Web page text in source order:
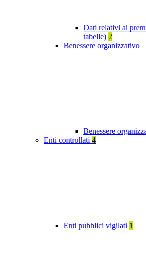
Dati relativi ai
tabelle) 2
Benessere organizzativo
Benessere
Enti controllati 4
Enti pubblici vigilati 1